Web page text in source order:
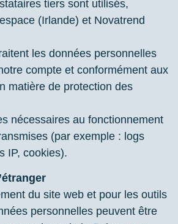
tiers sont utilisés,
(Irlande) et Novatrend
les données personnelles
compte et conformément aux
matière de protection des
nécessaires au fonctionnement
(par exemple : logs
IP, cookies).
du site web et pour les outils
personnelles peuvent être